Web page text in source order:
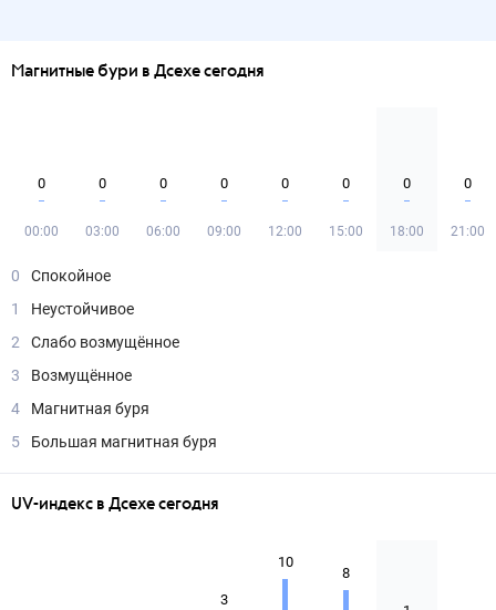
Магнитные бури в Дсехе сегодня
0
00:00
0
03:00
0
06:00
0
09:00
0
12:00
0
15:00
0
18:00
0
21:00
0
Спокойное
1
Неустойчивое
2
Слабо возмущённое
3
Возмущённое
4
Магнитная буря
5
Большая магнитная буря
UV-индекс в Дсехе сегодня
3
10
8